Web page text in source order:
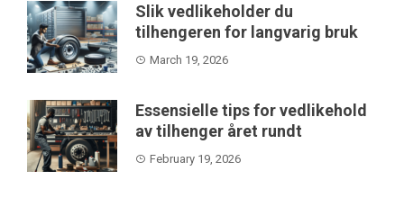
Slik vedlikeholder du
tilhengeren for langvarig bruk
March 19, 2026
Essensielle tips for vedlikehold
av tilhenger året rundt
February 19, 2026